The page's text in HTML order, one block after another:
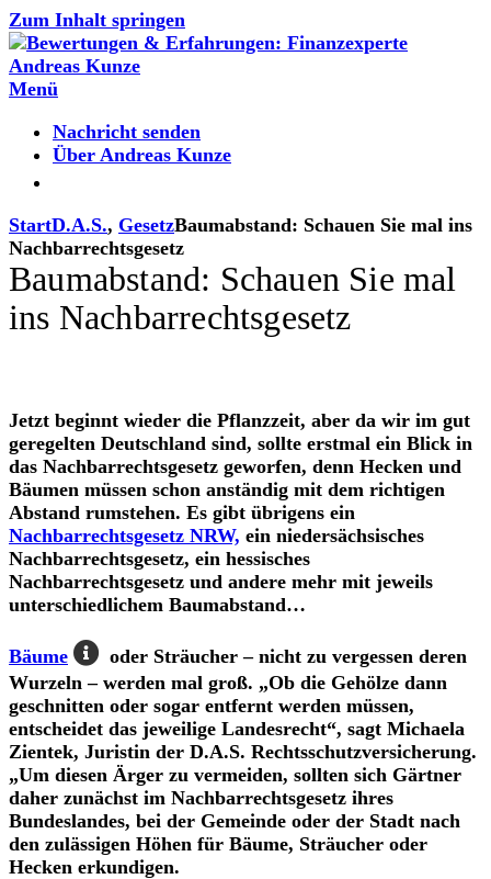
Zum Inhalt springen
Menü
Nachricht senden
Über Andreas Kunze
StartD.A.S., GesetzBaumabstand: Schauen Sie mal ins
Nachbarrechtsgesetz
Baumabstand: Schauen Sie mal
ins Nachbarrechtsgesetz
Jetzt beginnt wieder die Pflanzzeit, aber da wir im gut
geregelten Deutschland sind, sollte erstmal ein Blick in
das Nachbarrechtsgesetz geworfen, denn Hecken und
Bäumen müssen schon anständig mit dem richtigen
Abstand rumstehen. Es gibt übrigens ein
Nachbarrechtsgesetz NRW, ein niedersächsisches
Nachbarrechtsgesetz, ein hessisches
Nachbarrechtsgesetz und andere mehr mit jeweils
unterschiedlichem Baumabstand…
Bäume
oder Sträucher – nicht zu vergessen deren
Wurzeln – werden mal groß. „Ob die Gehölze dann
geschnitten oder sogar entfernt werden müssen,
entscheidet das jeweilige Landesrecht“, sagt Michaela
Zientek, Juristin der D.A.S. Rechtsschutzversicherung.
„Um diesen Ärger zu vermeiden, sollten sich Gärtner
daher zunächst im Nachbarrechtsgesetz ihres
Bundeslandes, bei der Gemeinde oder der Stadt nach
den zulässigen Höhen für Bäume, Sträucher oder
Hecken erkundigen.